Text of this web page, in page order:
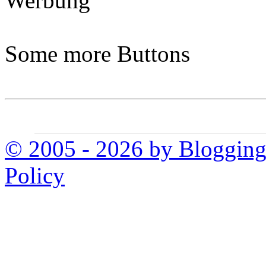
Some more Buttons
© 2005 - 2026 by
Policy